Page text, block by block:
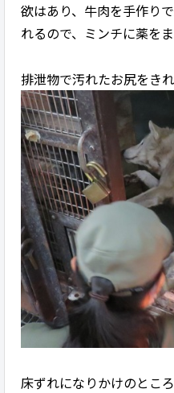
欲はあり、牛肉を手作り
れるので、ミンチに薬を
排泄物で汚れたお尻をき
床ずれになりかけのとこ